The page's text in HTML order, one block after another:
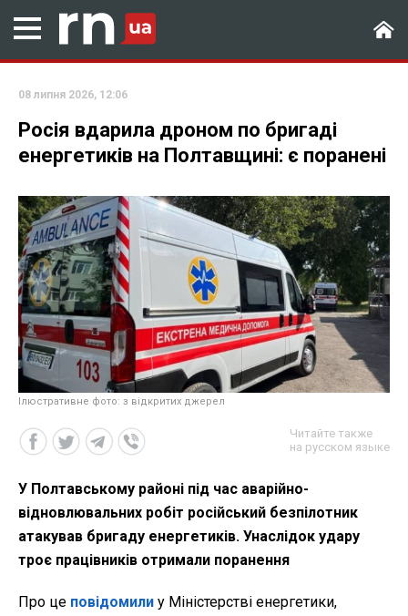
08 липня 2026, 12:06
Росія вдарила дроном по бригаді
енергетиків на Полтавщині: є поранені
Ілюстративне фото: з відкритих джерел
Читайте также
на русском языке
У Полтавському районі під час аварійно-
відновлювальних робіт російський безпілотник
атакував бригаду енергетиків. Унаслідок удару
троє працівників отримали поранення
Про це повідомили у Міністерстві енергетики,